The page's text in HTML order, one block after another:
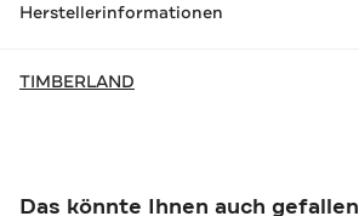
Herstellerinformationen
TIMBERLAND
Das könnte Ihnen auch gefallen